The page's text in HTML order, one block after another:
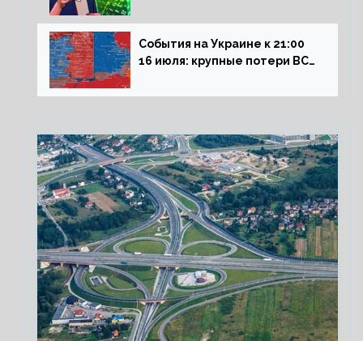
на рынок РФ
События на Украине к 21:00
16 июля: крупные потери ВСУ
обстреливает Донбасс из